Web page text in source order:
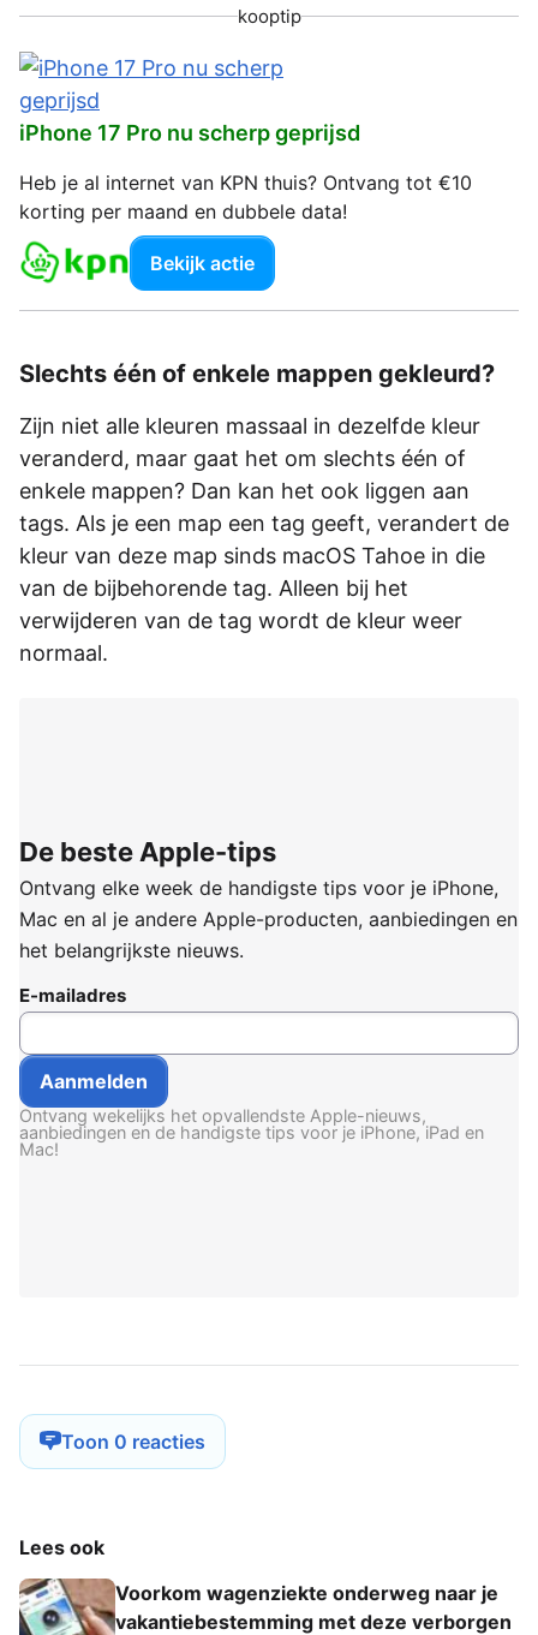
kooptip
iPhone 17 Pro nu scherp geprijsd
Heb je al internet van KPN thuis? Ontvang tot €10
korting per maand en dubbele data!
Bekijk actie
Slechts één of enkele mappen gekleurd?
Zijn niet alle kleuren massaal in dezelfde kleur
veranderd, maar gaat het om slechts één of
enkele mappen? Dan kan het ook liggen aan
tags. Als je een map een tag geeft, verandert de
kleur van deze map sinds macOS Tahoe in die
van de bijbehorende tag. Alleen bij het
verwijderen van de tag wordt de kleur weer
normaal.
De beste Apple-tips
Ontvang elke week de handigste tips voor je iPhone,
Mac en al je andere Apple-producten, aanbiedingen en
het belangrijkste nieuws.
E-mailadres
Ontvang wekelijks het opvallendste Apple-nieuws,
aanbiedingen en de handigste tips voor je iPhone, iPad en
Mac!
Toon 0 reacties
Lees ook
Voorkom wagenziekte onderweg naar je
vakantiebestemming met deze verborgen